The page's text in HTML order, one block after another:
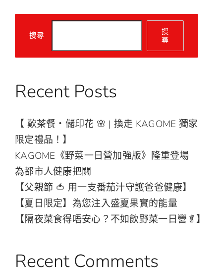
搜尋
搜
尋
Recent Posts
【 歎茶餐・儲印花 🌸 | 換走 KAGOME 獨家
限定禮品！】
KAGOME《野菜一日營加強版》隆重登場
為都市人健康把關
【父親節 🍅 用一支番茄汁守護爸爸健康】
【夏日限定】為您注入盛夏果實的能量
【隔夜菜食得唔安心？不如飲野菜一日營🥬】
Recent Comments